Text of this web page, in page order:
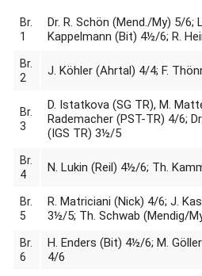
Br.
1
Dr. R. Schön (Mend./My) 5/6;
Kappelmann (Bit) 4½/6; R.
Br.
2
J. Köhler (Ahrtal) 4/4; F.
Br.
3
D. Istatkova (SG TR), M.
Rademacher (PST-TR) 4/6;
(IGS TR) 3½/5
Br.
4
N. Lukin (Reil) 4½/6; Th.
Br.
5
R. Matriciani (Nick) 4/6; J.
3½/5; Th. Schwab (Mendig/
Br.
6
H. Enders (Bit) 4½/6; M.
4/6